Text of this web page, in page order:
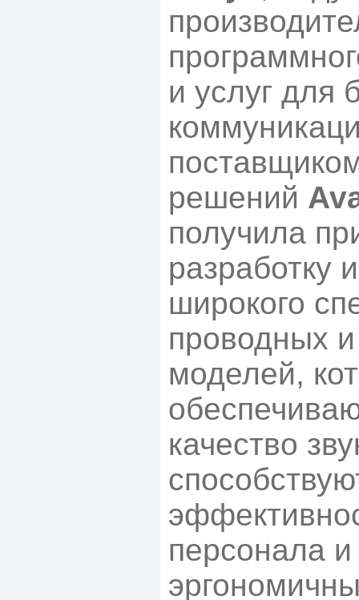
и услуг для
решений
получила
разработку
широкого
проводных
моделей,
качество
персонала